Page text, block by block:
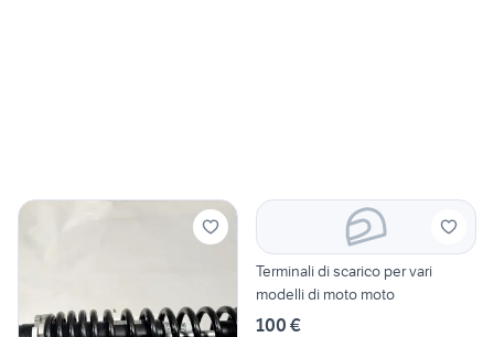
Terminali di scarico per vari
modelli di moto moto
100 €